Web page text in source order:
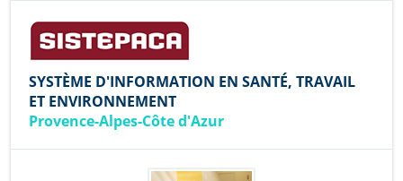
SYSTÈME D'INFORMATION EN SANTÉ, TRAVAIL
ET ENVIRONNEMENT
Provence-Alpes-Côte d'Azur